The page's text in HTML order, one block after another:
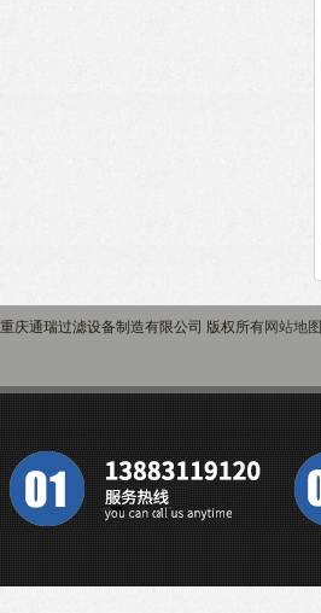
重庆通瑞过滤设备制造有限公司 版权所有网站地图